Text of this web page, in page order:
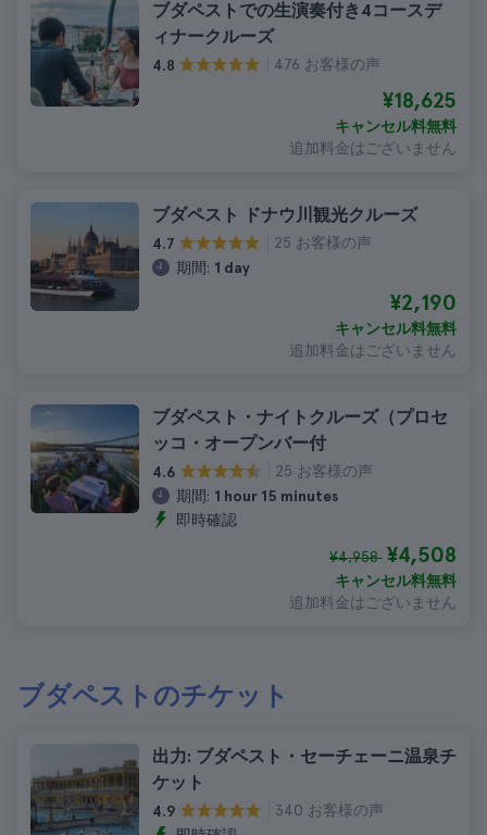
ブダペストでの生演奏付き4コースデ
ィナークルーズ
4.8 476 お客様の声
¥18,625
キャンセル料無料
追加料金はございません
ブダペスト ドナウ川観光クルーズ
4.7
25 お客様の声
期間: 1 day
¥2,190
キャンセル料無料
追加料金はございません
ブダペスト・ナイトクルーズ（プロセ
ッコ・オープンバー付
4.6
25 お客様の声
期間: 1 hour 15 minutes
即時確認
¥4,958 ¥4,508
キャンセル料無料
追加料金はございません
ブダペストのチケット
出力: ブダペスト・セーチェーニ温泉チ
ケット
4.9
340 お客様の声